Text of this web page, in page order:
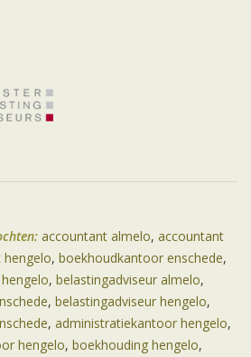
accountant almelo, accountant
, boekhoudkantoor enschede,
, belastingadviseur almelo,
, belastingadviseur hengelo,
, administratiekantoor hengelo,
hengelo, boekhouding hengelo,